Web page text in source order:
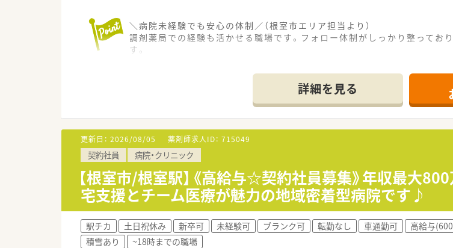
＼病院未経験でも安心の体制／（根室市エリア担当より）
調剤薬局での経験も活かせる職場です。フォロー体制がしっかり整ってお
す。
【店舗情報と応需状況について】
■JR根室駅から徒歩10分の場所に位置しており、内科から産婦人科まで幅
■薬剤師4名と助手3名の体制で業務を行っており、急性期から回復期まで
■地域の基幹病院として高度な医療機器を備えており、薬剤師が安心して
【想定される業務内容】
■がん化学療法・ICT・NST・褥瘡とチームがあり、薬剤師も関わっているた
■DI業務やTDM、さらには院内の各種委員会へ参加することで、多職種
■外来調剤だけでなく残薬管理や薬剤管理指導を通じて、患者様一人ひ
【こんな方にオススメ】
■公務員としての安定した雇用環境で、長く安心して働きたいと考えてい
■土日祝休みでプライベートを充実させつつ、病院薬剤師として臨床の経
■UIJターンを検討中で、住宅補助などの福利厚生が整った環境で新たな
詳細を見る
更新日： 2026/08/05 薬剤師求人ID： 715049
契約社員 病院・クリニック
【根室市/根室駅】《高給与☆契約社員募集》年収最大
宅支援とチーム医療が魅力の地域密着型病院です♪
駅チカ 土日祝休み 新卒可 未経験可 ブランク可 転勤なし 車通勤可 高給与
積雪あり
~18時までの職場